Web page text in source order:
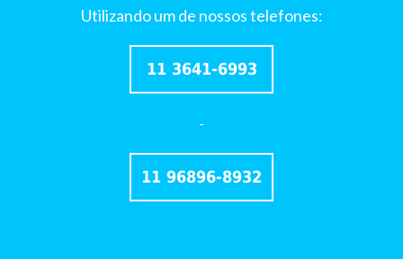
Utilizando um de nossos telefones:
11 3641-6993
-
11 96896-8932